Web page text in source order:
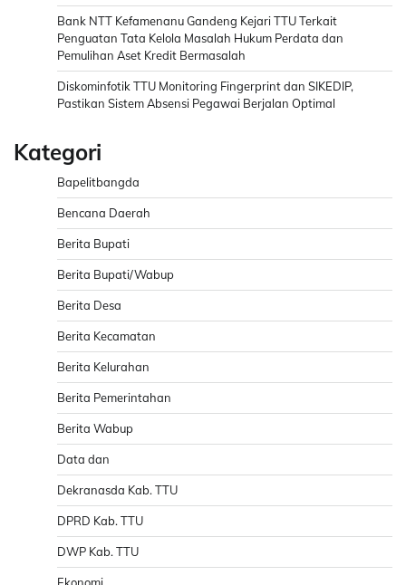
Bank NTT Kefamenanu Gandeng Kejari TTU Terkait
Penguatan Tata Kelola Masalah Hukum Perdata dan
Pemulihan Aset Kredit Bermasalah
Diskominfotik TTU Monitoring Fingerprint dan SIKEDIP,
Pastikan Sistem Absensi Pegawai Berjalan Optimal
Kategori
Bapelitbangda
Bencana Daerah
Berita Bupati
Berita Bupati/Wabup
Berita Desa
Berita Kecamatan
Berita Kelurahan
Berita Pemerintahan
Berita Wabup
Data dan
Dekranasda Kab. TTU
DPRD Kab. TTU
DWP Kab. TTU